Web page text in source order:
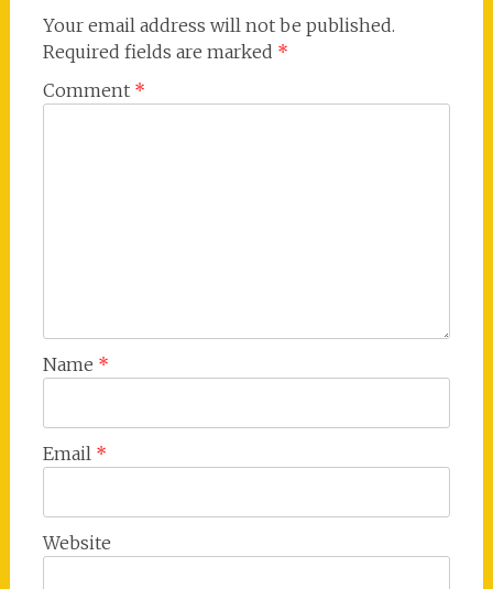
Your email address will not be published.
Required fields are marked *
Comment *
Name *
Email *
Website